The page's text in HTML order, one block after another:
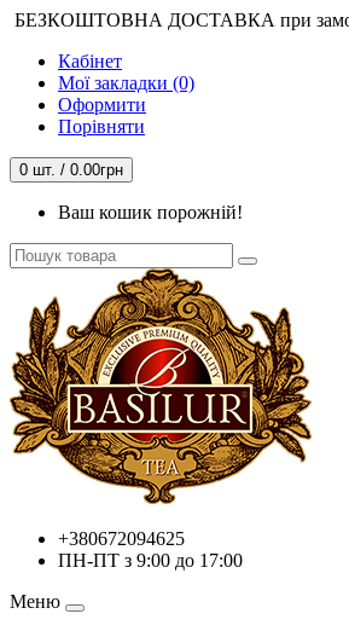
БЕЗКОШТОВНА ДОСТАВКА при
Кабінет
Мої закладки (0)
Оформити
Порівняти
0 шт. / 0.00грн
Ваш кошик порожній!
+380672094625
ПН-ПТ з 9:00 до 17:00
Меню